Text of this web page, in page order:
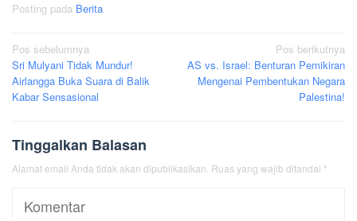
Posting pada Berita
Navigasi
pos
Pos sebelumnya
Sri Mulyani Tidak Mundur!
Airlangga Buka Suara di Balik
Kabar Sensasional
Pos berikutnya
AS vs. Israel: Benturan Pemikiran
Mengenai Pembentukan Negara
Palestina!
Tinggalkan Balasan
Alamat email Anda tidak akan dipublikasikan. Ruas yang wajib ditandai *